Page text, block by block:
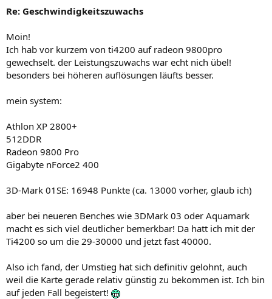
Re: Geschwindigkeitszuwachs
Moin!
Ich hab vor kurzem von ti4200 auf radeon 9800pro
gewechselt. der Leistungszuwachs war echt nich übel!
besonders bei höheren auflösungen läufts besser.
mein system:
Athlon XP 2800+
512DDR
Radeon 9800 Pro
Gigabyte nForce2 400
3D-Mark 01SE: 16948 Punkte (ca. 13000 vorher, glaub ich)
aber bei neueren Benches wie 3DMark 03 oder Aquamark
macht es sich viel deutlicher bemerkbar! Da hatt ich mit der
Ti4200 so um die 29-30000 und jetzt fast 40000.
Also ich fand, der Umstieg hat sich definitiv gelohnt, auch
weil die Karte gerade relativ günstig zu bekommen ist. Ich bin
auf jeden Fall begeistert!